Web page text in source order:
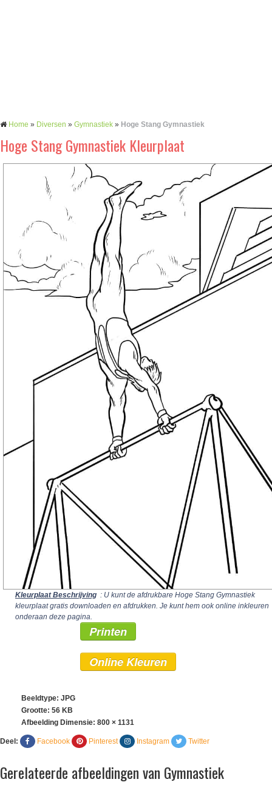
Home » Diversen » Gymnastiek » Hoge Stang Gymnastiek
Hoge Stang Gymnastiek Kleurplaat
Kleurplaat Beschrijving : U kunt de afdrukbare Hoge Stang Gymnastiek
kleurplaat gratis downloaden en afdrukken. Je kunt hem ook online inkleuren
onderaan deze pagina.
Printen
Online Kleuren
Beeldtype: JPG
Grootte: 56 KB
Afbeelding Dimensie: 800 × 1131
Deel: Facebook Pinterest Instagram Twitter
Gerelateerde afbeeldingen van Gymnastiek